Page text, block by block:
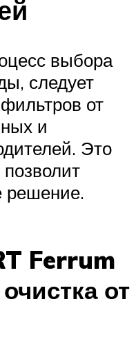
выбора
следует
от
и
Это
позволит
решение.
Ferrum
от